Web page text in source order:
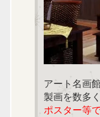
アート名画
製画を数多
ポスター等